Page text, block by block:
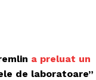
a preluat un
de laboratoare”